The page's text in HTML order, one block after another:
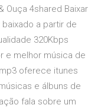
Ouça 4shared Baixar
a partir de
320Kbps
e melhor música de
oferece itunes
e álbuns de
fala sobre um